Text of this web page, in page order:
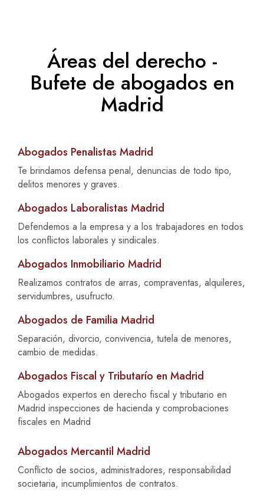
Áreas del derecho -
Bufete de abogados en
Madrid
Abogados Penalistas Madrid
Te brindamos defensa penal, denuncias de todo tipo,
delitos menores y graves.
Abogados Laboralistas Madrid
Defendemos a la empresa y a los trabajadores en todos
los conflictos laborales y sindicales.
Abogados Inmobiliario Madrid
Realizamos contratos de arras, compraventas, alquileres,
servidumbres, usufructo.
Abogados de Familia Madrid
Separación, divorcio, convivencia, tutela de menores,
cambio de medidas.
Abogados Fiscal y Tributarío en Madrid
Abogados expertos en derecho fiscal y tributario en
Madrid inspecciones de hacienda y comprobaciones
fiscales en Madrid
Abogados Mercantil Madrid
Conflicto de socios, administradores, responsabilidad
societaria, incumplimientos de contratos.